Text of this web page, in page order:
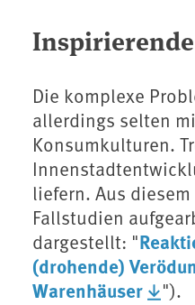
Die komplexe
allerdings selten
Konsumkulturen.
liefern. Aus
Fallstudien
dargestellt: "
(drohende)
Warenhäuser
").